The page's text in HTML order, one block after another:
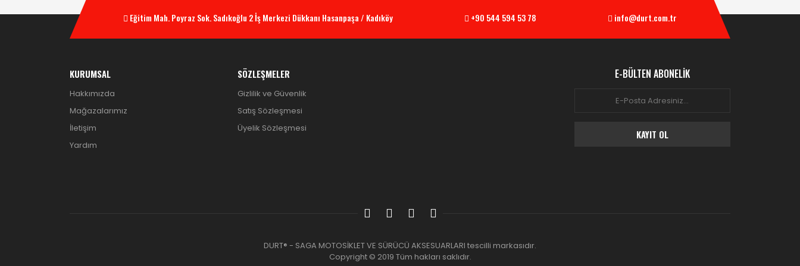
Eğitim Mah. Poyraz Sok. Sadıkoğlu 2 İş Merkezi Dükkanı Hasanpaşa / Kadıköy +90 544 594 53 78 info@durt.com.tr
KURUMSAL
Hakkımızda
Mağazalarımız
İletişim
Yardım
SÖZLEŞMELER
Gizlilik ve Güvenlik
Satış Sözleşmesi
Üyelik Sözleşmesi
E-BÜLTEN ABONELİK
KAYIT OL
DURT® - SAGA MOTOSİKLET VE SÜRÜCÜ AKSESUARLARI tescilli markasıdır.
Copyright © 2019 Tüm hakları saklıdır.